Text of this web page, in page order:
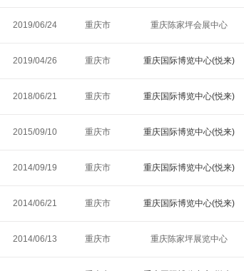
2019/06/24 重庆市 重庆陈家坪会展中心
2019/04/26 重庆市 重庆国际博览中心(悦来)
2018/06/21 重庆市 重庆国际博览中心(悦来)
2015/09/10 重庆市 重庆国际博览中心(悦来)
2014/09/19 重庆市 重庆国际博览中心(悦来)
2014/06/21 重庆市 重庆国际博览中心(悦来)
2014/06/13 重庆市 重庆陈家坪展览中心